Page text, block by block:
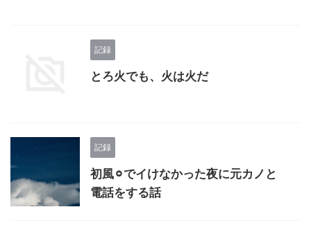
記録
とろ火でも、火は火だ
記録
初風⚪︎でイけなかった夜に元カノと
電話をする話